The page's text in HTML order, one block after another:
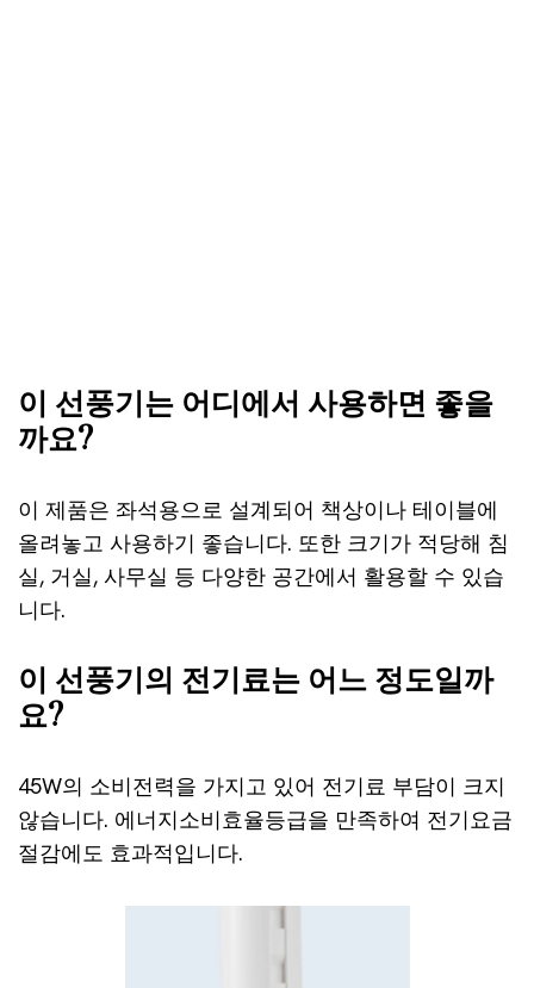
이 선풍기는 어디에서 사용하면 좋을
까요?
이 제품은 좌석용으로 설계되어 책상이나 테이블에
올려놓고 사용하기 좋습니다. 또한 크기가 적당해 침
실, 거실, 사무실 등 다양한 공간에서 활용할 수 있습
니다.
이 선풍기의 전기료는 어느 정도일까
요?
45W의 소비전력을 가지고 있어 전기료 부담이 크지
않습니다. 에너지소비효율등급을 만족하여 전기요금
절감에도 효과적입니다.